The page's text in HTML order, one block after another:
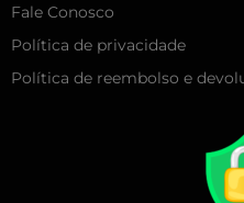
Fale Conosco
Política de privacidade
Política de reembolso e